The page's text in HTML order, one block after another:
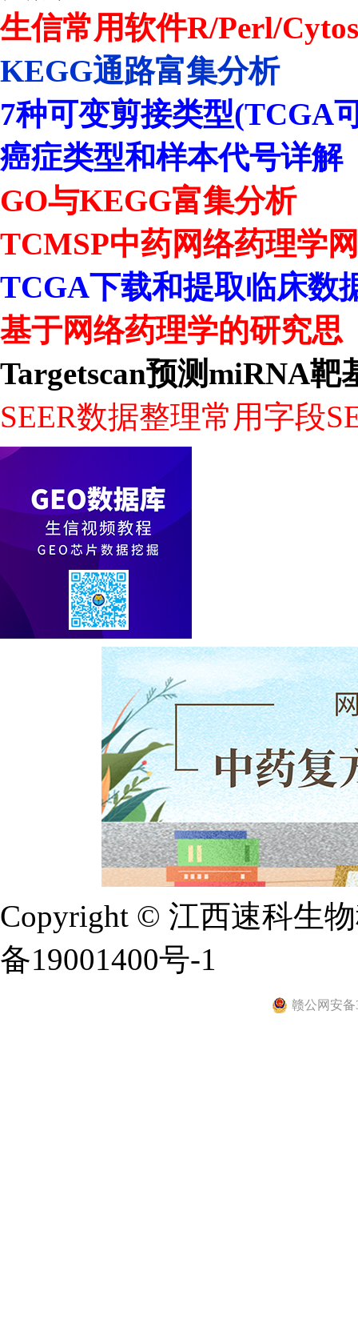
生信常用软件R/Perl/
KEGG通路富集分析
7种可变剪接类型(TCGA
癌症类型和样本代号详解
GO与KEGG富集分析
TCMSP中药网络药理学
TCGA下载和提取临床数
基于网络药理学的研究思
Targetscan预测miRNA靶
SEER数据整理常用字段
Copyright © 江西速科生
备19001400号-1
赣公网安备